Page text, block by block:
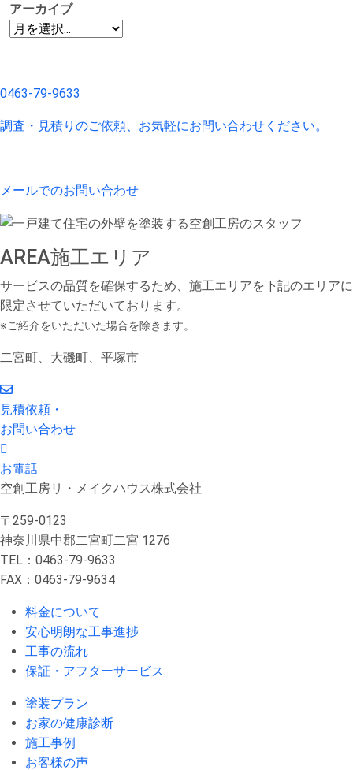
アーカイブ
0463-79-9633
調査・見積りのご依頼、お気軽にお問い合わせください。
メールでのお問い合わせ
AREA施工エリア
サービスの品質を確保するため、施工エリアを下記のエリアに
限定させていただいております。
※ご紹介をいただいた場合を除きます。
二宮町、大磯町、平塚市
見積依頼・
お問い合わせ
お電話
空創工房リ・メイクハウス株式会社
〒259-0123
神奈川県中郡二宮町二宮 1276
TEL：0463-79-9633
FAX：0463-79-9634
料金について
安心明朗な工事進捗
工事の流れ
保証・アフターサービス
塗装プラン
お家の健康診断
施工事例
お客様の声